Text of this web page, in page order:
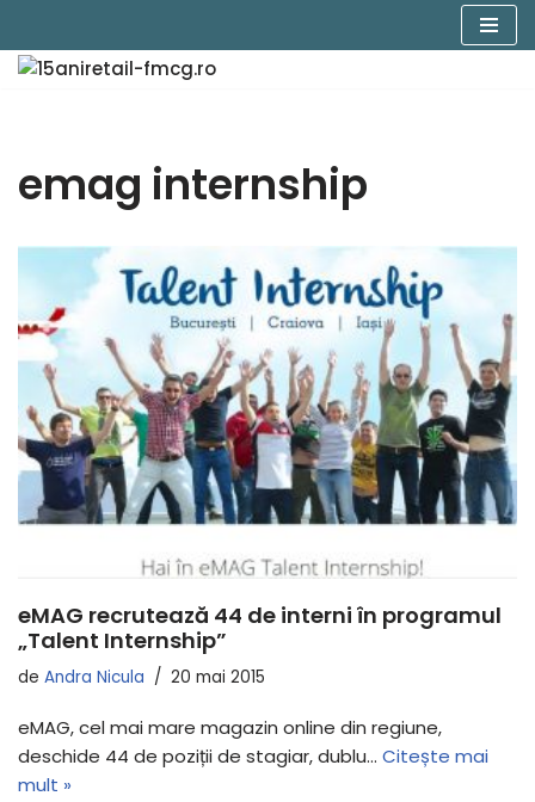
Sari
emag internship
eMAG recrutează 44 de interni în programul
„Talent Internship”
de Andra Nicula 20 mai 2015
eMAG, cel mai mare magazin online din regiune,
deschide 44 de poziții de stagiar, dublu… Citește mai
mult »